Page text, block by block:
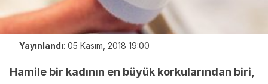
Yayınlandı: 05 Kasım, 2018 19:00
Hamile bir kadının en büyük korkularından biri,